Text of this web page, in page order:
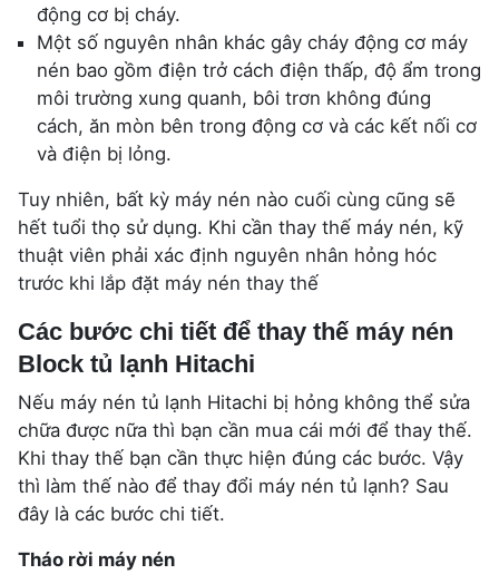
động cơ bị cháy.
Một số nguyên nhân khác gây cháy động cơ máy
nén bao gồm điện trở cách điện thấp, độ ẩm trong
môi trường xung quanh, bôi trơn không đúng
cách, ăn mòn bên trong động cơ và các kết nối cơ
và điện bị lỏng.
Tuy nhiên, bất kỳ máy nén nào cuối cùng cũng sẽ
hết tuổi thọ sử dụng. Khi cần thay thế máy nén, kỹ
thuật viên phải xác định nguyên nhân hỏng hóc
trước khi lắp đặt máy nén thay thế
Các bước chi tiết để thay thế máy nén
Block tủ lạnh Hitachi
Nếu máy nén tủ lạnh Hitachi bị hỏng không thể sửa
chữa được nữa thì bạn cần mua cái mới để thay thế.
Khi thay thế bạn cần thực hiện đúng các bước. Vậy
thì làm thế nào để thay đổi máy nén tủ lạnh? Sau
đây là các bước chi tiết.
Tháo rời máy nén